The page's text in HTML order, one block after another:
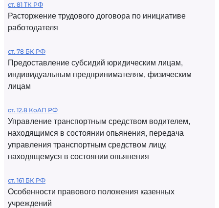
ст. 81 ТК РФ
Расторжение трудового договора по инициативе
работодателя
ст. 78 БК РФ
Предоставление субсидий юридическим лицам,
индивидуальным предпринимателям, физическим
лицам
ст. 12.8 КоАП РФ
Управление транспортным средством водителем,
находящимся в состоянии опьянения, передача
управления транспортным средством лицу,
находящемуся в состоянии опьянения
ст. 161 БК РФ
Особенности правового положения казенных
учреждений